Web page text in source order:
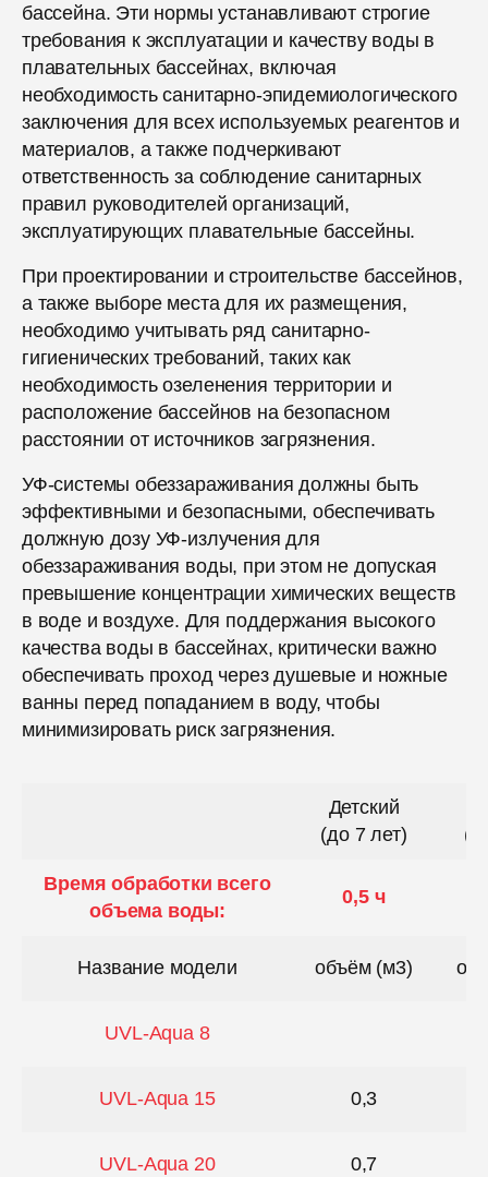
бассейна. Эти нормы устанавливают строгие
требования к эксплуатации и качеству воды в
плавательных бассейнах, включая
необходимость санитарно-эпидемиологического
заключения для всех используемых реагентов и
материалов, а также подчеркивают
ответственность за соблюдение санитарных
правил руководителей организаций,
эксплуатирующих плавательные бассейны.
При проектировании и строительстве бассейнов,
а также выборе места для их размещения,
необходимо учитывать ряд санитарно-
гигиенических требований, таких как
необходимость озеленения территории и
расположение бассейнов на безопасном
расстоянии от источников загрязнения.
УФ-системы обеззараживания должны быть
эффективными и безопасными, обеспечивать
должную дозу УФ-излучения для
обеззараживания воды, при этом не допуская
превышение концентрации химических веществ
в воде и воздухе. Для поддержания высокого
качества воды в бассейнах, критически важно
обеспечивать проход через душевые и ножные
ванны перед попаданием в воду, чтобы
минимизировать риск загрязнения.
Детский
(до 7 лет)
Время обработки всего
объема воды:
0,5 ч
Название модели объём (м3)
UVL-Aqua 8
UVL-Aqua 15 0,3
UVL-Aqua 20 0,7